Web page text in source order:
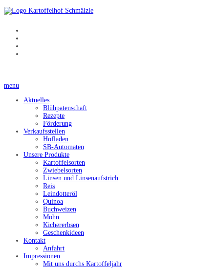
menu
Aktuelles
Blühpatenschaft
Rezepte
Förderung
Verkaufsstellen
Hofladen
SB-Automaten
Unsere Produkte
Kartoffelsorten
Zwiebelsorten
Linsen und Linsenaufstrich
Reis
Leindotteröl
Quinoa
Buchweizen
Mohn
Kichererbsen
Geschenkideen
Kontakt
Anfahrt
Impressionen
Mit uns durchs Kartoffeljahr